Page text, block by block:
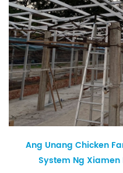
Ang Unang Chicken
System Ng